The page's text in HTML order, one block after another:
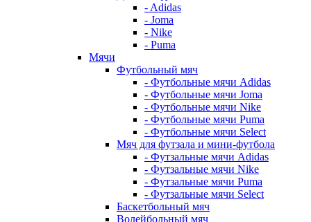
- Adidas
- Joma
- Nike
- Puma
Мячи
Футбольный мяч
- Футбольные мячи Adidas
- Футбольные мячи Joma
- Футбольные мячи Nike
- Футбольные мячи Puma
- Футбольные мячи Select
Мяч для футзала и мини-футбола
- Футзальные мячи Adidas
- Футзальные мячи Nike
- Футзальные мячи Puma
- Футзальные мячи Select
Баскетбольный мяч
Волейбольный мяч